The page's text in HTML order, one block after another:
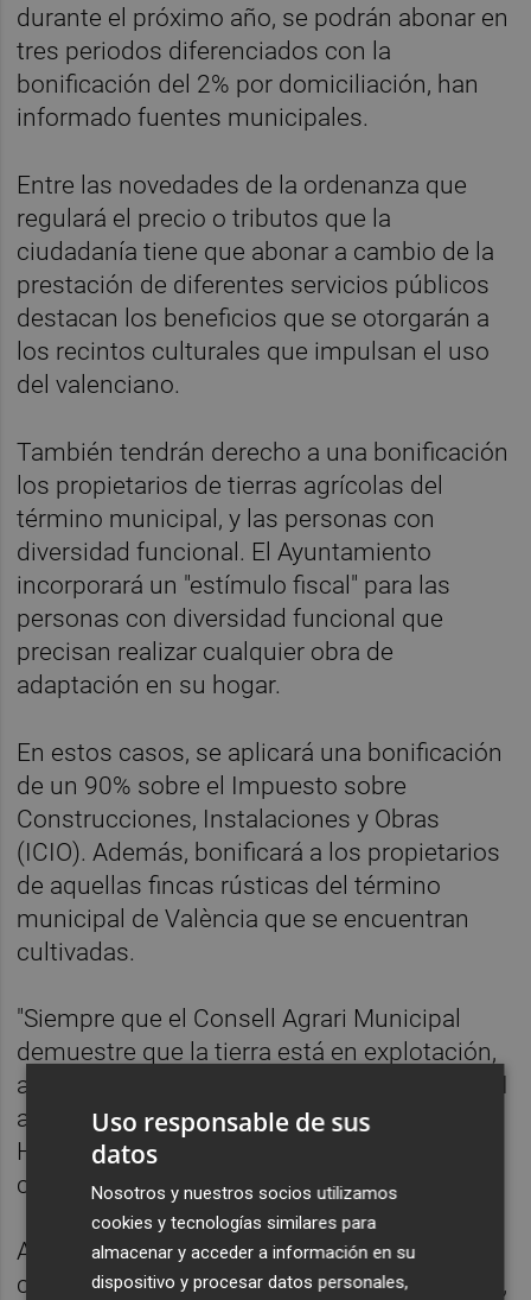
durante el próximo año, se podrán abonar en
tres periodos diferenciados con la
bonificación del 2% por domiciliación, han
informado fuentes municipales.
Entre las novedades de la ordenanza que
regulará el precio o tributos que la
ciudadanía tiene que abonar a cambio de la
prestación de diferentes servicios públicos
destacan los beneficios que se otorgarán a
los recintos culturales que impulsan el uso
del valenciano.
También tendrán derecho a una bonificación
los propietarios de tierras agrícolas del
término municipal, y las personas con
diversidad funcional. El Ayuntamiento
incorporará un "estímulo fiscal" para las
personas con diversidad funcional que
precisan realizar cualquier obra de
adaptación en su hogar.
En estos casos, se aplicará una bonificación
de un 90% sobre el Impuesto sobre
Construcciones, Instalaciones y Obras
(ICIO). Además, bonificará a los propietarios
de aquellas fincas rústicas del término
municipal de València que se encuentran
cultivadas.
"Siempre que el Consell Agrari Municipal
demuestre que la tierra está en explotación,
aplicaremos una bonificación del 95% del IBI
agrícola", ha concretado el concejal de
Hacienda,Ramón Vilar
celebración de la Junta de Gobierno Local.
Al hablar de las modificaciones puntuales, el
concejal ha destacado la nueva bonificación,
Uso responsable de sus
datos
Nosotros y nuestros socios utilizamos
cookies y tecnologías similares para
almacenar y acceder a información en su
dispositivo y procesar datos personales,